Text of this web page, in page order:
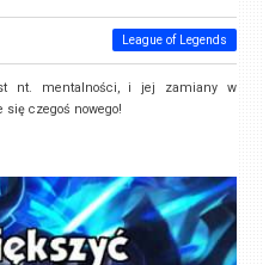
League of Legends
nt. mentalności, i jej zamiany w
się czegoś nowego!